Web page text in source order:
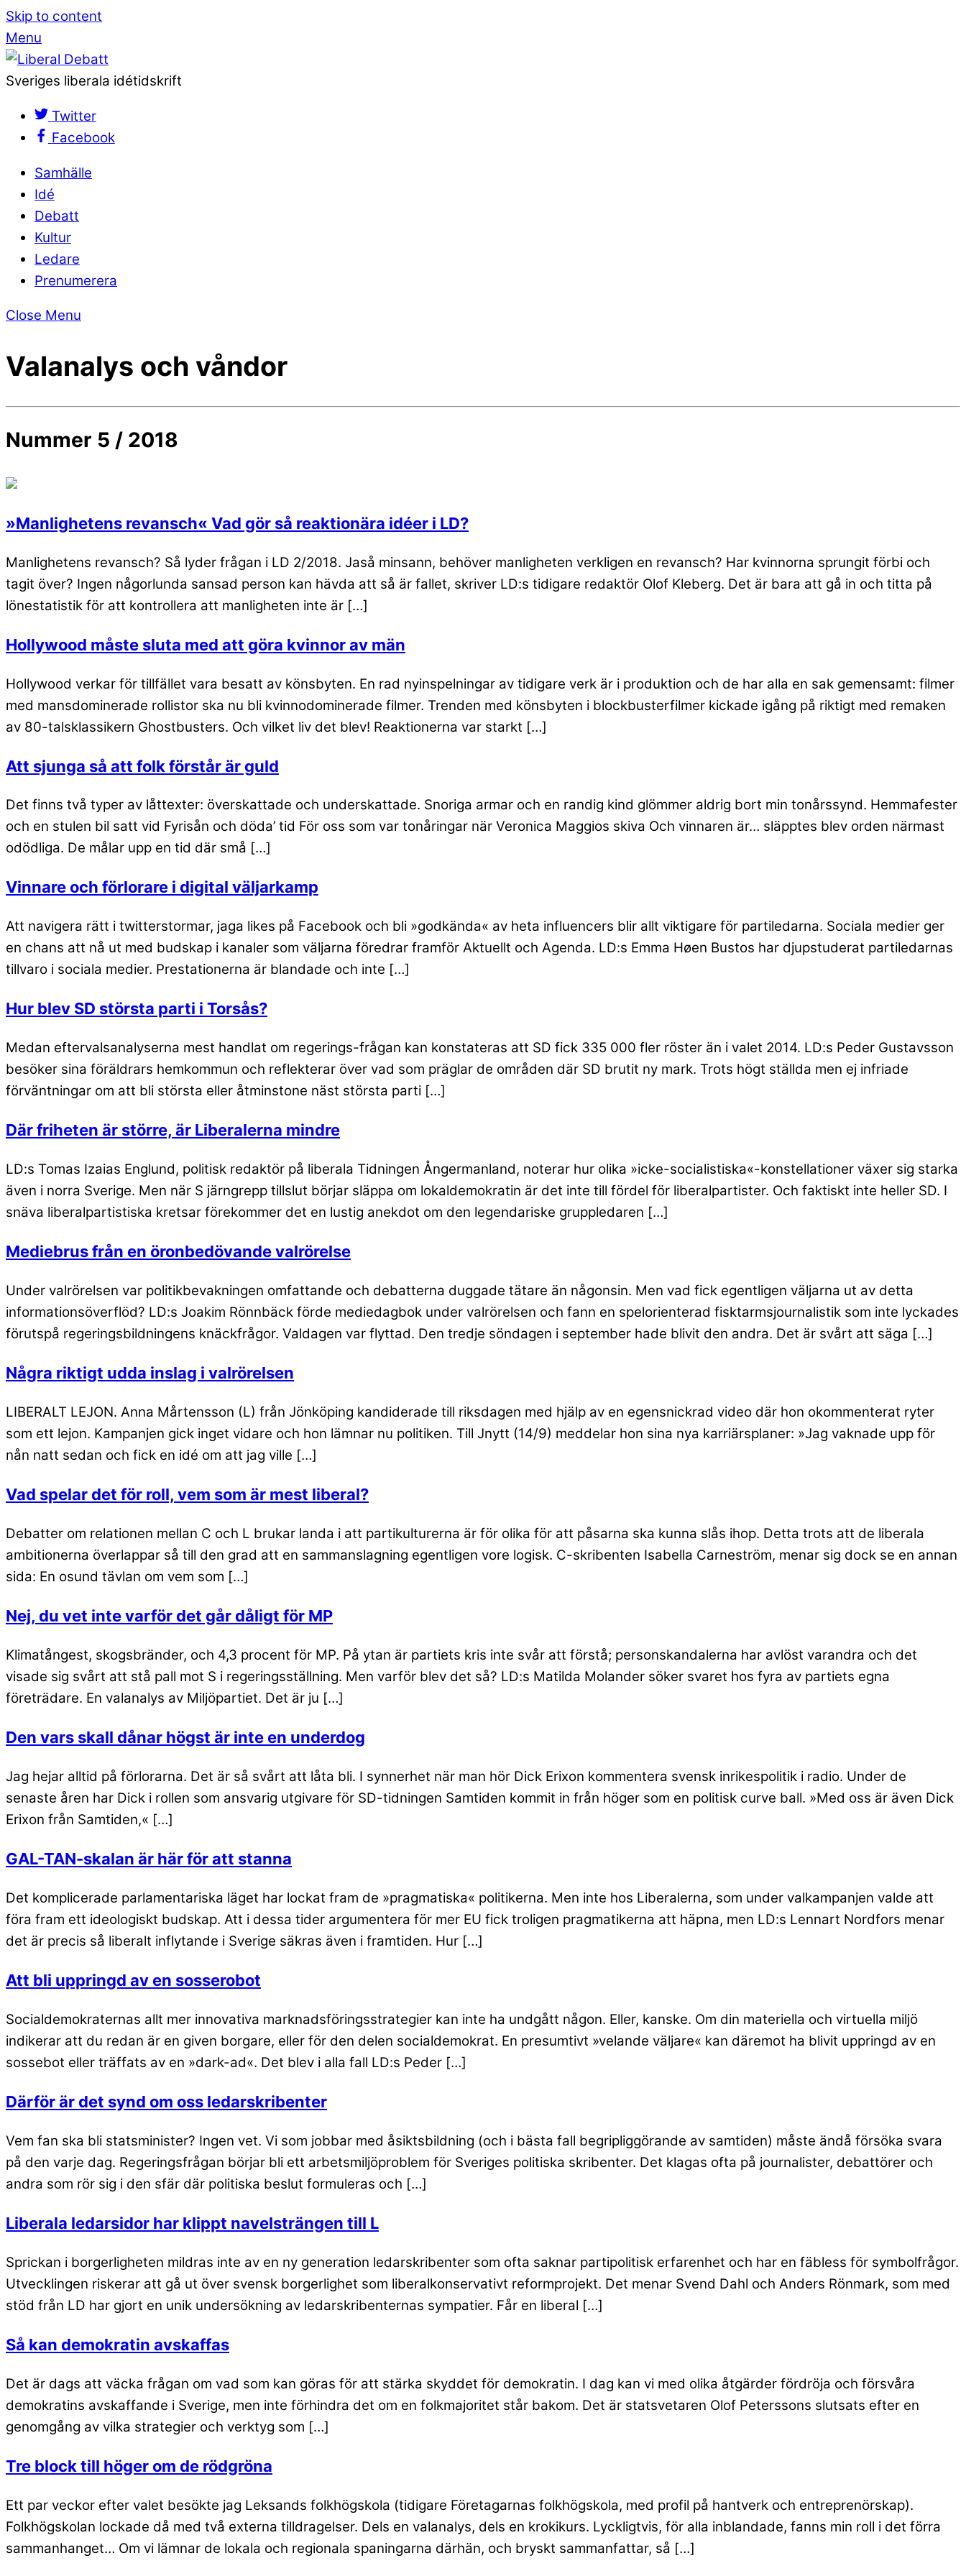
Skip to content
Menu
Sveriges liberala idétidskrift
Twitter
Facebook
Samhälle
Idé
Debatt
Kultur
Ledare
Prenumerera
Close Menu
Valanalys och våndor
Nummer 5 / 2018
»Manlighetens revansch« Vad gör så reaktionära idéer i LD?
Manlighetens revansch? Så lyder frågan i LD 2/2018. Jaså minsann, behöver manligheten verkligen en revansch? Har kvinnorna sprungit förbi och
tagit över? Ingen någorlunda sansad person kan hävda att så är fallet, skriver LD:s tidigare redaktör Olof Kleberg. Det är bara att gå in och titta på
lönestatistik för att kontrollera att manligheten inte är […]
Hollywood måste sluta med att göra kvinnor av män
Hollywood verkar för tillfället vara besatt av könsbyten. En rad nyinspelningar av tidigare verk är i produktion och de har alla en sak gemensamt: filmer
med mansdominerade rollistor ska nu bli kvinnodominerade filmer. Trenden med könsbyten i blockbusterfilmer kickade igång på riktigt med remaken
av 80-talsklassikern Ghostbusters. Och vilket liv det blev! Reaktionerna var starkt […]
Att sjunga så att folk förstår är guld
Det finns två typer av låttexter: överskattade och underskattade. Snoriga armar och en randig kind glömmer aldrig bort min tonårssynd. Hemmafester
och en stulen bil satt vid Fyrisån och döda’ tid För oss som var tonåringar när Veronica Maggios skiva Och vinnaren är… släpptes blev orden närmast
odödliga. De målar upp en tid där små […]
Vinnare och förlorare i digital väljarkamp
Att navigera rätt i twitterstormar, jaga likes på Facebook och bli »godkända« av heta influencers blir allt viktigare för partiledarna. Sociala medier ger
en chans att nå ut med budskap i kanaler som väljarna föredrar framför Aktuellt och Agenda. LD:s Emma Høen Bustos har djupstuderat partiledarnas
tillvaro i sociala medier. Prestationerna är blandade och inte […]
Hur blev SD största parti i Torsås?
Medan eftervalsanalyserna mest handlat om regerings-frågan kan konstateras att SD fick 335 000 fler röster än i valet 2014. LD:s Peder Gustavsson
besöker sina föräldrars hemkommun och reflekterar över vad som präglar de områden där SD brutit ny mark. Trots högt ställda men ej infriade
förväntningar om att bli största eller åtminstone näst största parti […]
Där friheten är större, är Liberalerna mindre
LD:s Tomas Izaias Englund, politisk redaktör på liberala Tidningen Ångermanland, noterar hur olika »icke-socialistiska«-konstellationer växer sig starka
även i norra Sverige. Men när S järngrepp tillslut börjar släppa om lokaldemokratin är det inte till fördel för liberalpartister. Och faktiskt inte heller SD. I
snäva liberalpartistiska kretsar förekommer det en lustig anekdot om den legendariske gruppledaren […]
Mediebrus från en öronbedövande valrörelse
Under valrörelsen var politikbevakningen omfattande och debatterna duggade tätare än någonsin. Men vad fick egentligen väljarna ut av detta
informationsöverflöd? LD:s Joakim Rönnbäck förde mediedagbok under valrörelsen och fann en spelorienterad fisktarmsjournalistik som inte lyckades
förutspå regeringsbildningens knäckfrågor. Valdagen var flyttad. Den tredje söndagen i september hade blivit den andra. Det är svårt att säga […]
Några riktigt udda inslag i valrörelsen
LIBERALT LEJON. Anna Mårtensson (L) från Jönköping kandiderade till riksdagen med hjälp av en egensnickrad video där hon okommenterat ryter
som ett lejon. Kampanjen gick inget vidare och hon lämnar nu politiken. Till Jnytt (14/9) meddelar hon sina nya karriärsplaner: »Jag vaknade upp för
nån natt sedan och fick en idé om att jag ville […]
Vad spelar det för roll, vem som är mest liberal?
Debatter om relationen mellan C och L brukar landa i att partikulturerna är för olika för att påsarna ska kunna slås ihop. Detta trots att de liberala
ambitionerna överlappar så till den grad att en sammanslagning egentligen vore logisk. C-skribenten Isabella Carneström, menar sig dock se en annan
sida: En osund tävlan om vem som […]
Nej, du vet inte varför det går dåligt för MP
Klimatångest, skogsbränder, och 4,3 procent för MP. På ytan är partiets kris inte svår att förstå; personskandalerna har avlöst varandra och det
visade sig svårt att stå pall mot S i regeringsställning. Men varför blev det så? LD:s Matilda Molander söker svaret hos fyra av partiets egna
företrädare. En valanalys av Miljöpartiet. Det är ju […]
Den vars skall dånar högst är inte en underdog
Jag hejar alltid på förlorarna. Det är så svårt att låta bli. I synnerhet när man hör Dick Erixon kommentera svensk inrikespolitik i radio. Under de
senaste åren har Dick i rollen som ansvarig utgivare för SD-tidningen Samtiden kommit in från höger som en politisk curve ball. »Med oss är även Dick
Erixon från Samtiden,« […]
GAL-TAN-skalan är här för att stanna
Det komplicerade parlamentariska läget har lockat fram de »pragmatiska« politikerna. Men inte hos Liberalerna, som under valkampanjen valde att
föra fram ett ideologiskt budskap. Att i dessa tider argumentera för mer EU fick troligen pragmatikerna att häpna, men LD:s Lennart Nordfors menar
det är precis så liberalt inflytande i Sverige säkras även i framtiden. Hur […]
Att bli uppringd av en sosserobot
Socialdemokraternas allt mer innovativa marknadsföringsstrategier kan inte ha undgått någon. Eller, kanske. Om din materiella och virtuella miljö
indikerar att du redan är en given borgare, eller för den delen socialdemokrat. En presumtivt »velande väljare« kan däremot ha blivit uppringd av en
sossebot eller träffats av en »dark-ad«. Det blev i alla fall LD:s Peder […]
Därför är det synd om oss ledarskribenter
Vem fan ska bli statsminister? Ingen vet. Vi som jobbar med åsiktsbildning (och i bästa fall begripliggörande av samtiden) måste ändå försöka svara
på den varje dag. Regeringsfrågan börjar bli ett arbetsmiljöproblem för Sveriges politiska skribenter. Det klagas ofta på journalister, debattörer och
andra som rör sig i den sfär där politiska beslut formuleras och […]
Liberala ledarsidor har klippt navelsträngen till L
Sprickan i borgerligheten mildras inte av en ny generation ledarskribenter som ofta saknar partipolitisk erfarenhet och har en fäbless för symbolfrågor.
Utvecklingen riskerar att gå ut över svensk borgerlighet som liberalkonservativt reformprojekt. Det menar Svend Dahl och Anders Rönmark, som med
stöd från LD har gjort en unik undersökning av ledarskribenternas sympatier. Får en liberal […]
Så kan demokratin avskaffas
Det är dags att väcka frågan om vad som kan göras för att stärka skyddet för demokratin. I dag kan vi med olika åtgärder fördröja och försvåra
demokratins avskaffande i Sverige, men inte förhindra det om en folkmajoritet står bakom. Det är statsvetaren Olof Peterssons slutsats efter en
genomgång av vilka strategier och verktyg som […]
Tre block till höger om de rödgröna
Ett par veckor efter valet besökte jag Leksands folkhögskola (tidigare Företagarnas folkhögskola, med profil på hantverk och entreprenörskap).
Folkhögskolan lockade då med två externa tilldragelser. Dels en valanalys, dels en krokikurs. Lyckligtvis, för alla inblandade, fanns min roll i det förra
sammanhanget… Om vi lämnar de lokala och regionala spaningarna därhän, och bryskt sammanfattar, så […]